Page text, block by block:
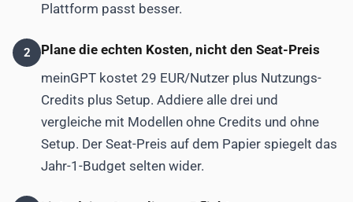
Plattform passt besser.
2
Plane die echten Kosten, nicht den Seat-Preis
meinGPT kostet 29 EUR/Nutzer plus Nutzungs-
Credits plus Setup. Addiere alle drei und
vergleiche mit Modellen ohne Credits und ohne
Setup. Der Seat-Preis auf dem Papier spiegelt das
Jahr-1-Budget selten wider.